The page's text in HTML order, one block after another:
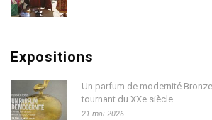
Expositions
Un parfum de modernité
tournant du XXe siècle
21 mai 2026